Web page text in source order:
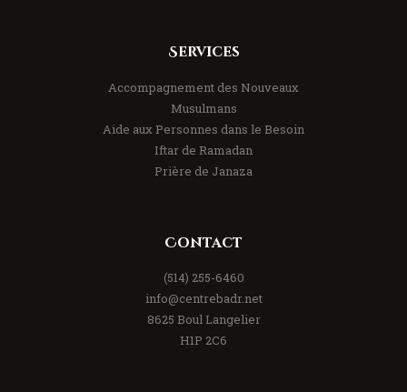
Services
Accompagnement des Nouveaux
Musulmans
Aide aux Personnes dans le Besoin
Iftar de Ramadan
Prière de Janaza
Contact
(514) 255-6460
info@centrebadr.net
8625 Boul Langelier
H1P 2C6